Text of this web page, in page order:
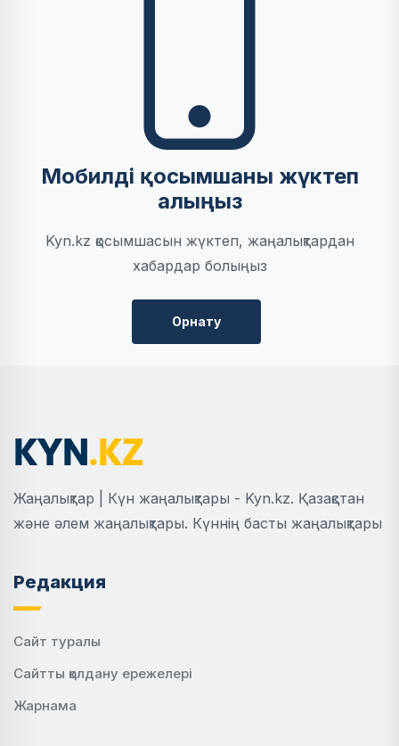
Мобилді қосымшаны жүктеп
алыңыз
Kyn.kz қосымшасын жүктеп, жаңалықтардан
хабардар болыңыз
Орнату
Жаңалықтар | Күн жаңалықтары - Kyn.kz. Қазақстан
және әлем жаңалықтары. Күннің басты жаңалықтары
Редакция
Сайт туралы
Сайтты қолдану ережелері
Жарнама